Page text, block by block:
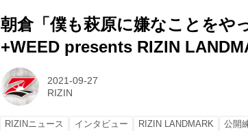
朝倉「僕も萩原に嫌なことをや
+WEED presents RIZIN
2021-09-27
RIZIN
RIZINニュース インタビュー RIZIN LANDMARK 公開